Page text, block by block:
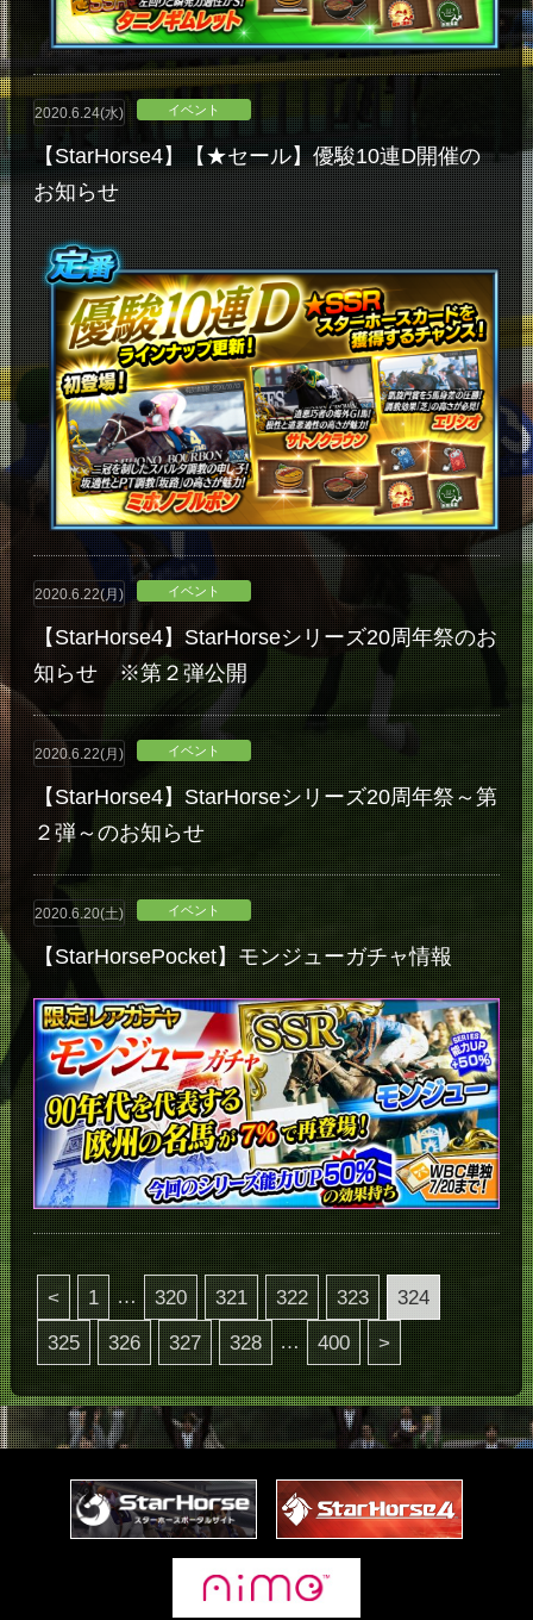
2020.6.24(水) イベント
【StarHorse4】【★セール】優駿10連D開催の
お知らせ
2020.6.22(月) イベント
【StarHorse4】StarHorseシリーズ20周年祭のお
知らせ ※第２弾公開
2020.6.22(月) イベント
【StarHorse4】StarHorseシリーズ20周年祭～第
２弾～のお知らせ
2020.6.20(土) イベント
【StarHorsePocket】モンジューガチャ情報
< 1 … 320 321 322 323 324
325 326 327 328 … 400 >